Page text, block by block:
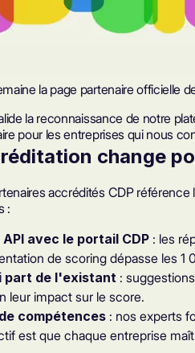
la page partenaire officielle
la reconnaissance de notre
pour les entreprises qui nous
change
accrédités CDP
:
avec le portail CDP : les
de scoring dépasse les 1
part de l'existant :
leurimpact sur le score.
compétences : nos experts
est que chaque entreprise